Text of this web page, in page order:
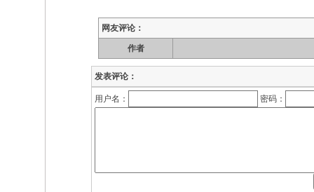
网友评论：
作者
发表评论：
用户名： 密码：